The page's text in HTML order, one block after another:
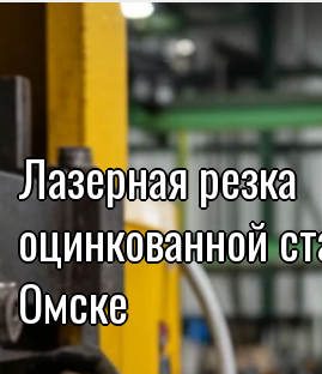
Лазерная резка
оцинкованной
Омске